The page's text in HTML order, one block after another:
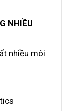
NHIỀU
nhiều môi